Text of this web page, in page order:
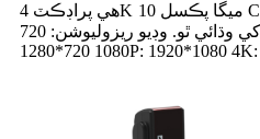
هي پراڊڪٽ 4K 10 ميگا پڪسل CMOS ڪئميرا لينس سان ليس
آهي جيڪو تصوير جي معيار کي وڌائي ٿو. وڊيو ريزوليوشن: 720P:
1280*720 1080P: 1920*1080